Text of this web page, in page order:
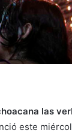
las
este